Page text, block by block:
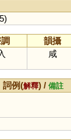
韻攝
咸
詞例(解釋) /備註